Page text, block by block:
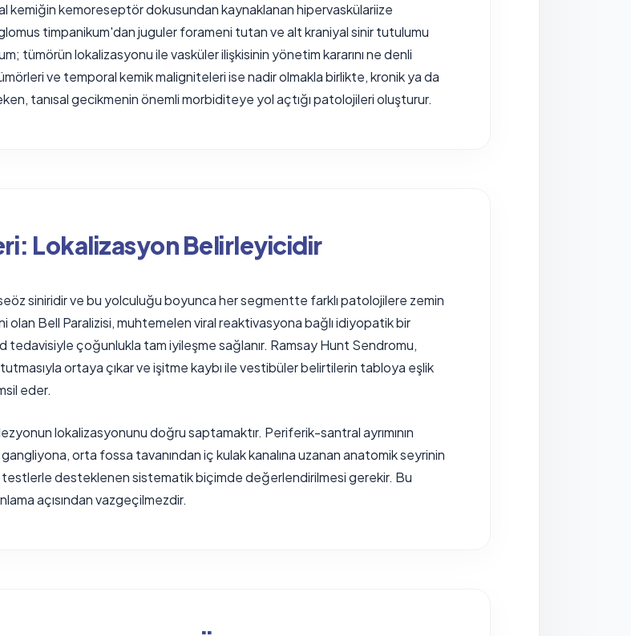
kemiğin kemoreseptör dokusundan kaynaklanan hipervaskülariize
timpanikum'dan juguler forameni tutan ve alt kraniyal sinir tutulumu
tümörün lokalizasyonu ile vasküler ilişkisinin yönetim kararını ne denli
ve temporal kemik maligniteleri ise nadir olmakla birlikte, kronik ya da
tanısal gecikmenin önemli morbiditeye yol açtığı patolojileri oluşturur.
Lokalizasyon Belirleyicidir
siniridir ve bu yolculuğu boyunca her segmentte farklı patolojilere zemin
olan Bell Paralizisi, muhtemelen viral reaktivasyona bağlı idiyopatik bir
çoğunlukla tam iyileşme sağlanır. Ramsay Hunt Sendromu,
ortaya çıkar ve işitme kaybı ile vestibüler belirtilerin tabloya eşlik
eder.
lokalizasyonunu doğru saptamaktır. Periferik-santral ayrımının
orta fossa tavanından iç kulak kanalına uzanan anatomik seyrinin
desteklenen sistematik biçimde değerlendirilmesi gerekir. Bu
açısından vazgeçilmezdir.